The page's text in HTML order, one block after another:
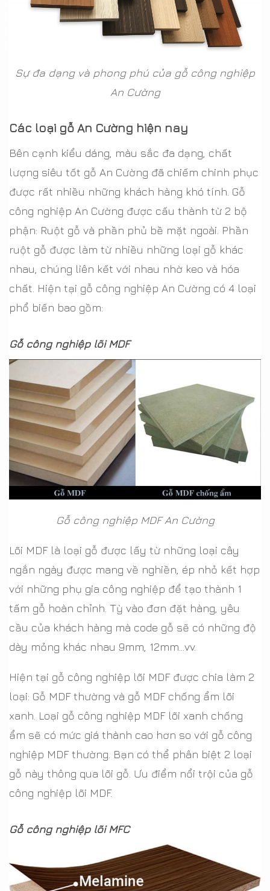
Sự đa dạng và phong phú của gỗ công nghiệp
An Cường
Các loại gỗ An Cường hiện nay
Bên cạnh kiểu dáng, màu sắc đa dạng, chất
lượng siêu tốt gỗ An Cường đã chiếm chinh phục
được rất nhiều những khách hàng khó tính. Gỗ
công nghiệp An Cường được cấu thành từ 2 bộ
phận: Ruột gỗ và phần phủ bề mặt ngoài. Phần
ruột gỗ được làm từ nhiều những loại gỗ khác
nhau, chúng liên kết với nhau nhờ keo và hóa
chất. Hiện tại gỗ công nghiệp An Cường có 4 loại
phổ biến bao gồm:
Gỗ công nghiệp lõi MDF
Gỗ công nghiệp MDF An Cường
Lõi MDF là loại gỗ được lấy từ những loại cây
ngắn ngày được mang về nghiền, ép nhỏ kết hợp
với những phụ gia công nghiệp để tạo thành 1
tấm gỗ hoàn chỉnh. Tỳ vào đơn đặt hàng, yêu
cầu của khách hàng mà code gỗ sẽ có những độ
dày mỏng khác nhau 9mm, 12mm...vv.
Hiện tại gỗ công nghiệp lõi MDF được chia làm 2
loại: Gỗ MDF thường và gỗ MDF chống ẩm lõi
xanh. Loại gỗ công nghiệp MDF lõi xanh chống
ẩm sẽ có mức giá thành cao hơn so với gỗ công
nghiệp MDF thường. Bạn có thể phân biệt 2 loại
gỗ này thông qua lõi gỗ. Ưu điểm nổi trội của gỗ
công nghiệp lõi MDF.
Gỗ công nghiệp lõi MFC